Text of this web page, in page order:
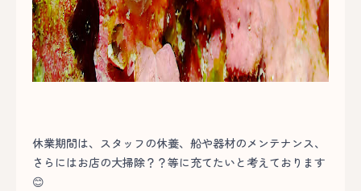
休業期間は、スタッフの休養、船や器材のメンテナンス、
さらにはお店の大掃除？？等に充てたいと考えております
😊